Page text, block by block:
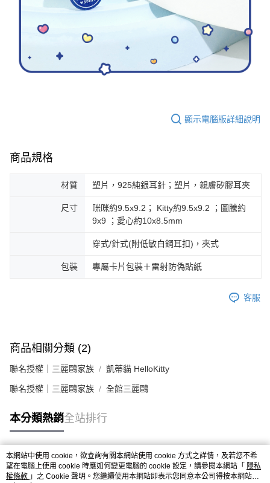
顯示電腦版詳細說明
商品規格
材質 塑片，925純銀耳針；塑片，親膚矽膠耳夾
尺寸
咪咪約9.5x9.2； Kitty約9.5x9.2 ；圖騰約
9x9 ；愛心約10x8.5mm
穿式/針式(附低敏白鋼耳扣)，夾式
包裝 專屬卡片包裝＋雷射防偽貼紙
客服
商品相關分類 (2)
聯名授權｜三麗鷗家族 凱蒂貓 HelloKitty
聯名授權｜三麗鷗家族 全館三麗鷗
本分類熱銷全站排行
熱門標籤
本網站中使用 cookie，欲查詢有關本網站使用 cookie 方式之詳情，及若您不希
望在電腦上使用 cookie 時應如何變更電腦的 cookie 設定，請參閱本網站「 隱私
權條款 」之 Cookie 聲明。您繼續使用本網站即表示您同意本公司得按本網站使